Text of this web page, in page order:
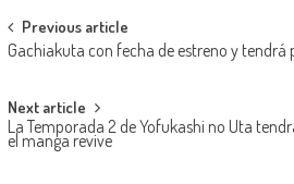
Navegación de entradas
Previous article
Gachiakuta con fecha de estreno y tendrá
Next article
La Temporada 2 de Yofukashi no Uta
el manga revive